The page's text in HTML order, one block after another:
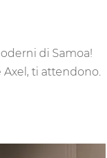
di Samoa!
ti attendono.